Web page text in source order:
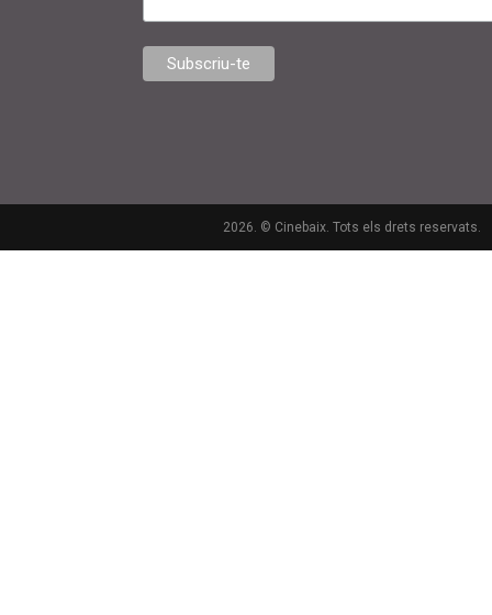
2026. © Cinebaix. Tots els drets reservats.